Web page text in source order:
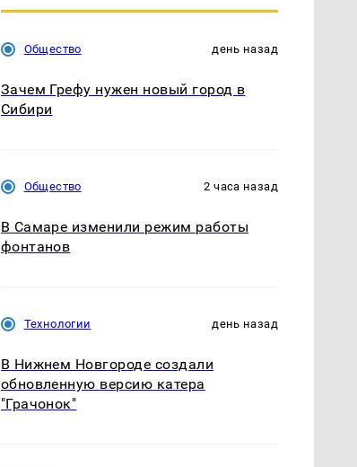
Общество день назад
Зачем Грефу нужен новый город в
Сибири
Общество 2 часа назад
В Самаре изменили режим работы
фонтанов
Технологии день назад
В Нижнем Новгороде создали
обновленную версию катера
"Грачонок"